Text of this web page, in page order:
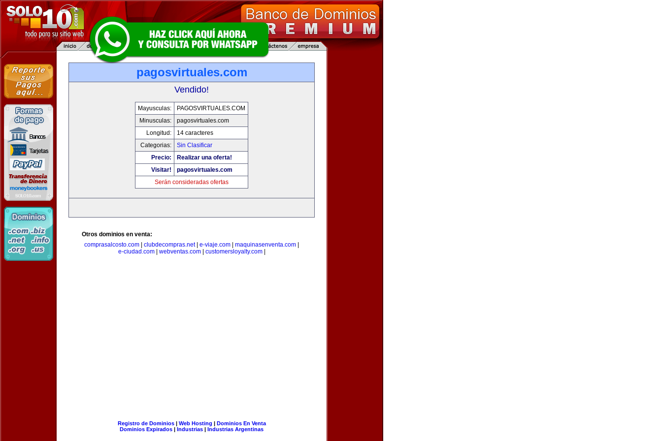
pagosvirtuales.com
Vendido!
Mayusculas:
PAGOSVIRTUALES.COM
Minusculas:
pagosvirtuales.com
Longitud:
14 caracteres
Categorias:
Sin Clasificar
Precio:
Realizar una oferta!
Visitar!
pagosvirtuales.com
Serán consideradas ofertas
Otros dominios en venta:
comprasalcosto.com
clubdecompras.net| e-viaje.com maquinasenventa.com
e-ciudad.com| webventas.com| customersloyalty.com|
Registro de Dominios| Web Hosting | Dominios En Venta
Dominios Expirados | Industrias | Industrias Argentinas